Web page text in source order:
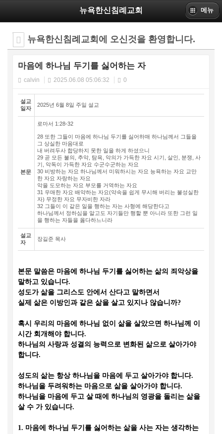
뉴욕한신침례교회 메뉴
뉴욕한신침례교회에 오신것을 환영합니다.
마음에 하나님 두기를 싫어하는 자
calvin 2025.06.08 05:06:32 0
설교
일자
2025년 6월 8일 주일 설교
본문
로마서 1:28-32
28 또한 그들이 마음에 하나님 두기를 싫어하매 하나님께서 그들을
그 상실한 마음대로
내 버려두사 합당하지 못한 일을 하게 하셨으니
29 곧 모든 불의, 추악, 탐욕, 악의가 가득한 자요 시기, 살인, 분쟁, 사
기, 악독이 가득한 자요 수군수군하는 자요
30 비방하는 자요 하나님께서 미워하시는 자요 능욕하는 자요 교만
한 자요 자랑하는 자요
악을 도모하는 자요 부모를 거역하는 자요
31 우매한 자요 배약하는 자요(약속을 쉽게 무시해 버리는 불성실한
자) 무정한 자요 무자비한 자라
32 그들이 이 같은 일을 행하는 자는 사형에 해당한다고
하나님께서 정하심을 알고도 자기들만 행할 뿐 아니라 또한 그런 일
을 행하는 자들을 옳다하느니라
설교
자
장길준 목사
본문 말씀은 마음에 하나님 두기를 싫어하는 삶의 죄악상을
말하고 있습니다.
성도가 삶을 그리스도 안에서 산다고 말하면서
실제 삶은 이방인과 같은 삶을 살고 있지나 않습니까?
혹시 우리의 마음에 하나님 없이 삶을 살았으면 하나님께 이
시간 회개해야 합니다.
하나님의 사랑과 성결의 능력으로 변화된 삶으로 살아가야
합니다.
성도의 삶는 항상 하나님을 마음에 두고 살아가야 합니다.
하나님을 두려워하는 마음으로 삶을 살아가야 합니다.
하나님을 마음에 두고 살 때에 하나님의 영광을 돌리는 삶을
살 수 가 있습니다.
1. 마음에 하나님 두기를 싫어하는 삶을 사는 자는 생각하는